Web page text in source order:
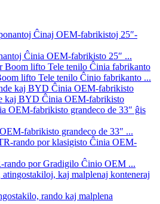
Ĉinia OEM-fabrikisto 25″ ...
lifto Tele tenilo Ĉinio fabrikanto ...
kaj BYD Ĉinia OEM-fabrikisto
fabrikisto grandeco de 33″ ...
rando por Gradigilo Ĉinio OEM ...
rando kaj malplena